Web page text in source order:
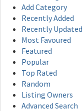
Add Category
Recently Added
Recently Updated
Most Favoured
Featured
Popular
Top Rated
Random
Listing Owners
Advanced Search